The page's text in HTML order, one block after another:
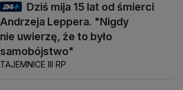
Dziś mija 15 lat od śmierci
Andrzeja Leppera. "Nigdy
nie uwierzę, że to było
samobójstwo"
TAJEMNICE III RP